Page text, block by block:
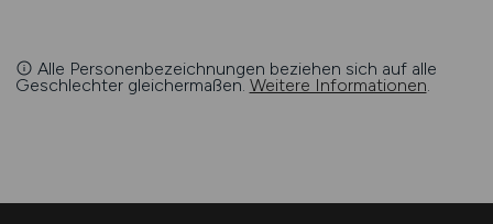
Alle Personenbezeichnungen beziehen sich auf alle
Geschlechter gleichermaßen. Weitere Informationen.